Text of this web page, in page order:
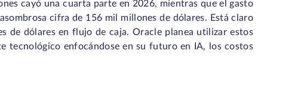
cayó una cuarta parte en 2026, mientras que el gasto
cifra de 156 mil millones de dólares. Está claro
de dólares en flujo de caja. Oracle planea utilizar estos
tecnológico enfocándose en su futuro en IA, los costos